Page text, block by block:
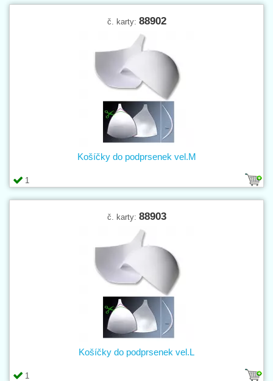
č. karty: 88902
1
Košíčky do podprsenek vel.M
č. karty: 88903
1
Košíčky do podprsenek vel.L